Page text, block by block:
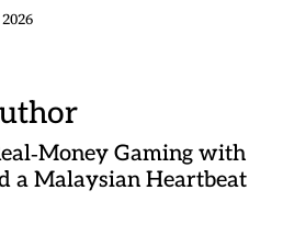
Gaming with
a Malaysian Heartbeat